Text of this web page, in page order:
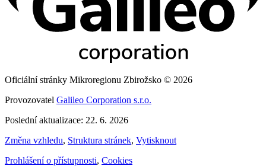
Oficiální stránky Mikroregionu Zbirožsko © 2026
Provozovatel Galileo Corporation s.r.o.
Poslední aktualizace: 22. 6. 2026
Změna vzhledu, Struktura stránek, Vytisknout
Prohlášení o přístupnosti, Cookies